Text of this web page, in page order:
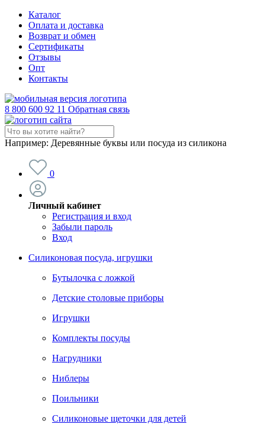
Каталог
Оплата и доставка
Возврат и обмен
Сертификаты
Отзывы
Опт
Контакты
8 800 600 92 11 Обратная связь
Например: Деревянные буквы или посуда из силикона
0
Личный кабинет
Регистрация и вход
Забыли пароль
Вход
Силиконовая посуда, игрушки
Бутылочка с ложкой
Детские столовые приборы
Игрушки
Комплекты посуды
Нагрудники
Ниблеры
Поильники
Силиконовые щеточки для детей